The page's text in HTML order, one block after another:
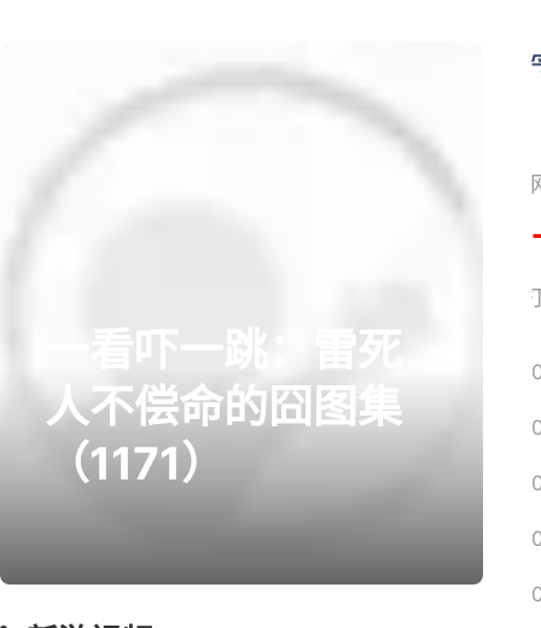
一看吓一跳：雷死
人不偿命的囧图集
（1171）
网易搜